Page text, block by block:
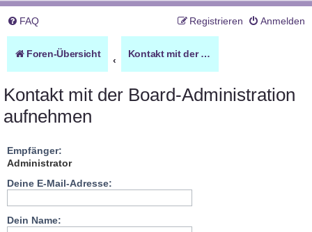
FAQ Anmelden
Registrieren
Foren-Übersicht Kontakt mit der Board-Administration aufnehmen
Kontakt mit der Board-Administration
aufnehmen
Empfänger:
Administrator
Deine E-Mail-Adresse:
Dein Name: